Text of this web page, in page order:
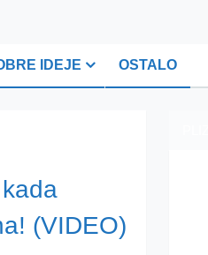
IDEJE OSTALO
(VIDEO)